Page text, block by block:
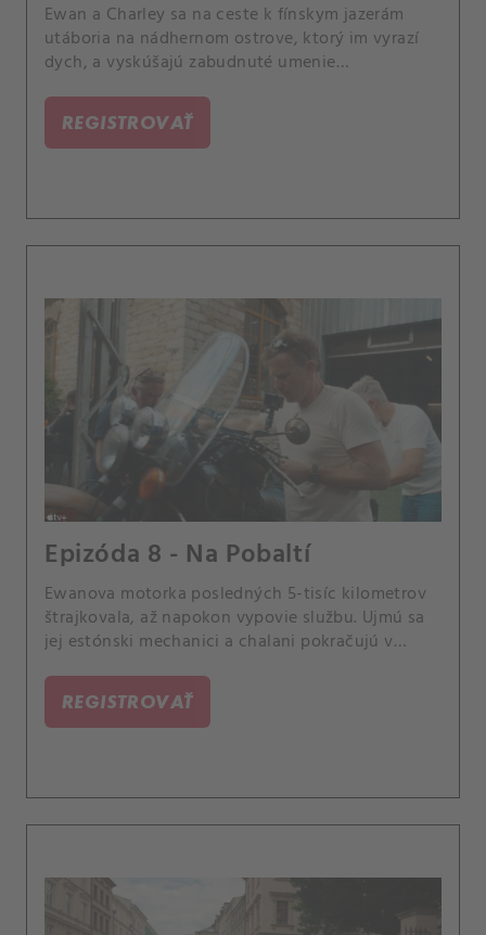
Ewan a Charley sa na ceste k fínskym jazerám
utáboria na nádhernom ostrove, ktorý im vyrazí
dych, a vyskúšajú zabudnuté umenie
REGISTROVAŤ
Epizóda 8 - Na Pobaltí
Ewanova motorka posledných 5-tisíc kilometrov
štrajkovala, až napokon vypovie službu. Ujmú sa
jej estónski mechanici a chalani pokračujú v
REGISTROVAŤ